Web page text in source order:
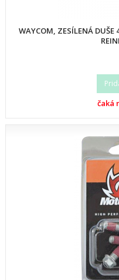
WAYCOM, ZESÍLENÁ
čaká